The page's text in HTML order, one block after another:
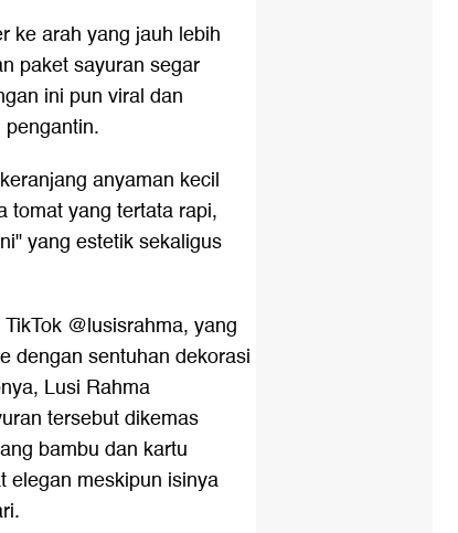
ke arah yang jauh lebih
paket sayuran segar
ini pun viral dan
anyaman kecil
tomat yang tertata rapi,
yang estetik sekaligus
@lusisrahma, yang
dengan sentuhan dekorasi
Lusi Rahma
tersebut dikemas
bambu dan kartu
elegan meskipun isinya